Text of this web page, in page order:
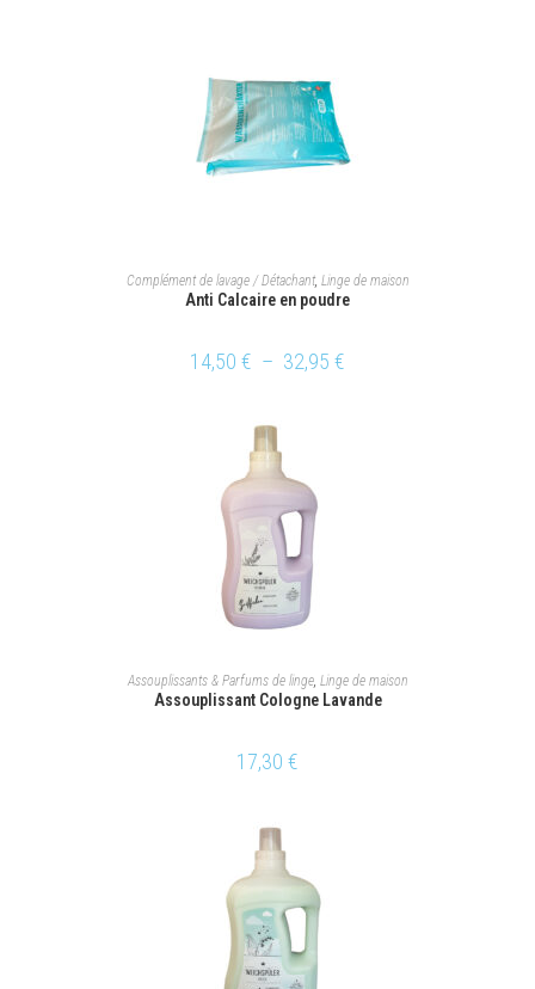
CHOIX DES OPTIONS
Complément de lavage / Détachant, Linge de maison
Anti Calcaire en poudre
14,50 € – 32,95 €
AJOUTER AU PANIER
Assouplissants & Parfums de linge, Linge de maison
Assouplissant Cologne Lavande
17,30 €